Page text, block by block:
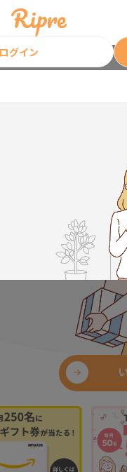
グイン
気にな